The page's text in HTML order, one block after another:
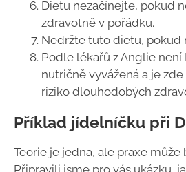
Dietu nezačínejte, pokud
zdravotně v pořádku.
Nedržte tuto dietu, pokud
Podle lékařů z Anglie není
nutričně vyvážená a je
riziko dlouhodobých
Příklad jídelníčku při
Teorie je jedna, ale praxe může
Připravili jsme pro vás ukázku,